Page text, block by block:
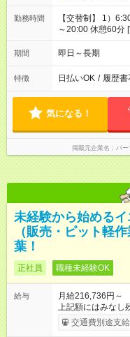
勤務時間
【交替制】 1）
～20:00 休憩60分
分 [実働]8時間00
休のような流れです
期間 即日～長期
特徴 日払いOK / 履歴書
気になる！
掲載元企業名 パー
未経験から始める
（販売・ピット軽
葉！
正社員 職種未経験OK
給与
月給216,736円～
上記額にはみなし
ます。 みなし残
時間／月 上記額
交通費別途支